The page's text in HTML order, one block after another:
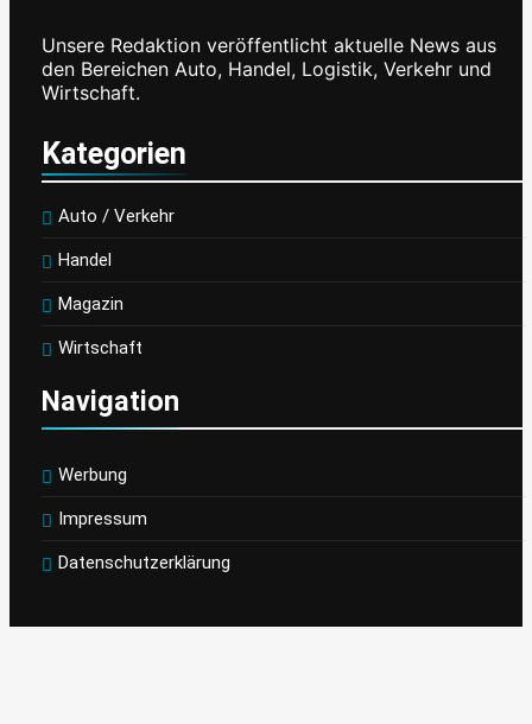
Unsere Redaktion veröffentlicht aktuelle News aus
den Bereichen Auto, Handel, Logistik, Verkehr und
Wirtschaft.
Kategorien
Auto / Verkehr
Handel
Magazin
Wirtschaft
Navigation
Werbung
Impressum
Datenschutzerklärung